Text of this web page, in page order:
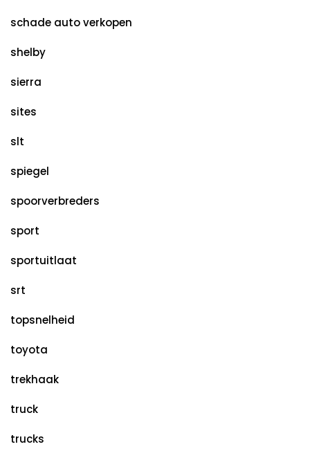
schade auto verkopen
shelby
sierra
sites
slt
spiegel
spoorverbreders
sport
sportuitlaat
srt
topsnelheid
toyota
trekhaak
truck
trucks